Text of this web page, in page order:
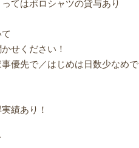
はポロシャツの貸与あり
せください！
先で／はじめは日数少なめで
績あり！